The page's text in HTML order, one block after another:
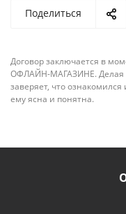
Поделиться
Договор заключается в
ОФЛАЙН-МАГАЗИНЕ. Делая
заверяет, что ознакомился
ему ясна и понятна.